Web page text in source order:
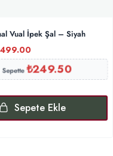
Vual İpek Şal – Siyah
499.00
₺249.50
Sepete Ekle